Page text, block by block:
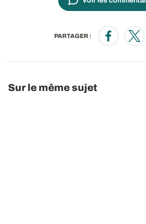
PARTAGER :
Opens in a
Sur le même sujet